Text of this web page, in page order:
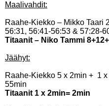
Maalivahdit:
Raahe-Kiekko – Mikko Taari
56:31, 56:41-56:53 & 57:28-
Titaanit – Niko Tammi
Jäähyt:
Raahe-Kiekko 5 x 2min + 1
55min
Titaanit 1 x 2min= 2min